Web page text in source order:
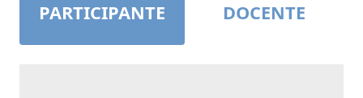
PARTICIPANTE DOCENTE